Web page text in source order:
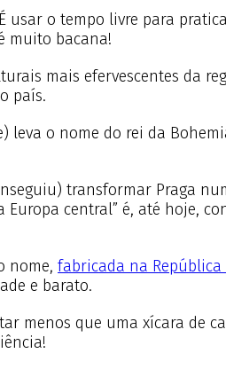
usar o tempo livre para
muito bacana!
mais efervescentes da
país.
leva o nome do rei da
transformar Praga
central” é, até hoje,
nome, fabricada na República
e barato.
menos que uma xícara de